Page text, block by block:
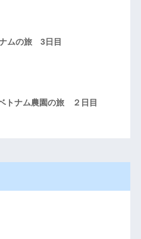
ムの旅 3日目
トナム農園の旅 ２日目